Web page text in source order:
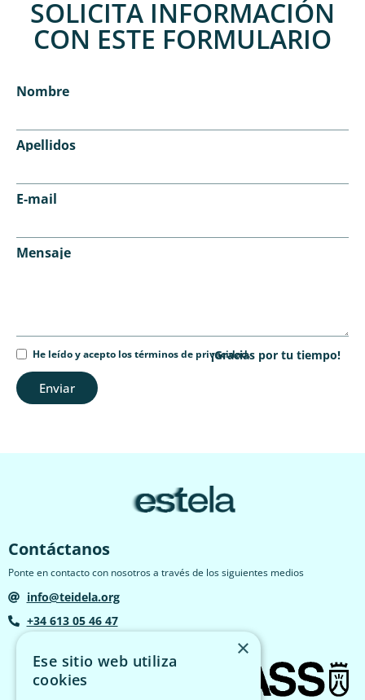
SOLICITA INFORMACIÓN
CON ESTE FORMULARIO
Nombre
Apellidos
E-mail
Mensaje
He leído y acepto los términos de privacidad.
Enviar
¡Gracias por tu tiempo!
Contáctanos
Ponte en contacto con nosotros a través de los siguientes medios
info@teidela.org
+34 613 05 46 47
×
Ese sitio web utiliza
cookies